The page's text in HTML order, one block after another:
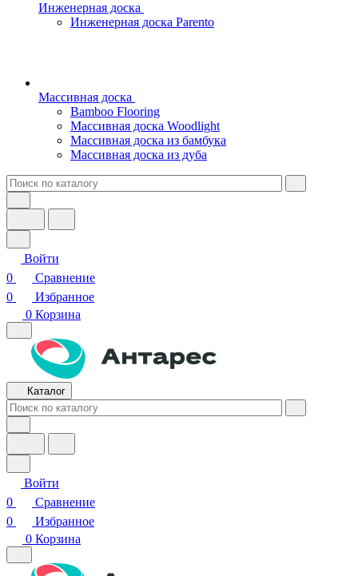
Инженерная доска
Инженерная доска Parento
Массивная доска
Bamboo Flooring
Массивная доска Woodlight
Массивная доска из бамбука
Массивная доска из дуба
Войти
0
Сравнение
0
Избранное
0 Корзина
Каталог
Войти
0
Сравнение
0
Избранное
0 Корзина